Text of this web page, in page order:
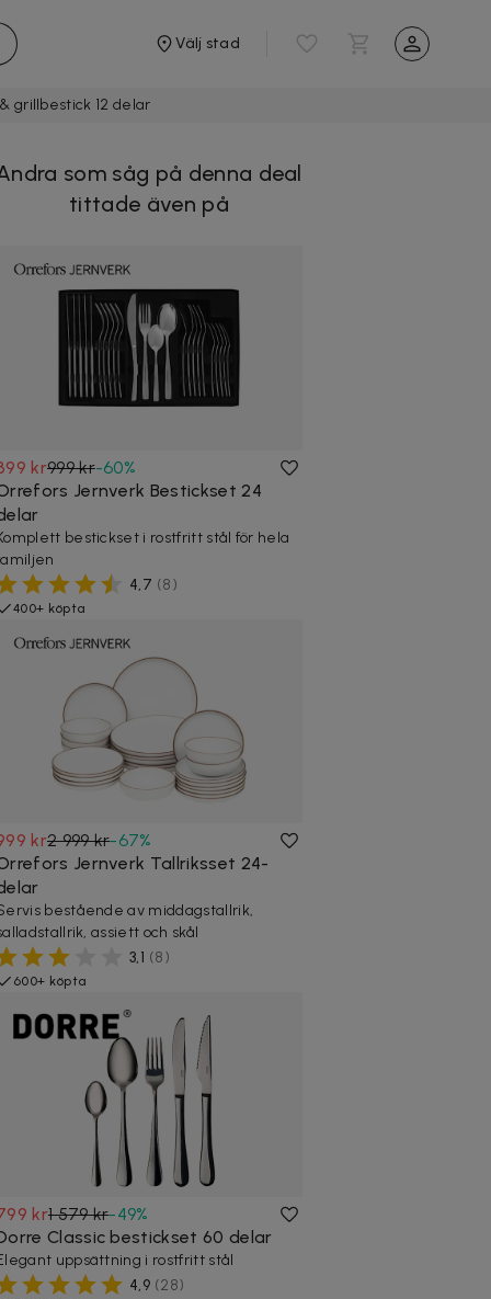
Välj stad
grillbestick 12 delar
som såg på denna deal
tittade även på
kr999 kr-60%
Jernverk Bestickset 24
bestickset i rostfritt stål för hela
4,7 (8)
400+ köpta
kr2 999 kr-67%
Jernverk Tallriksset 24-
bestående av middagstallrik,
assiett och skål
3,1 (8)
600+ köpta
kr1 579 kr-49%
Classic bestickset 60 delar
uppsättning i rostfritt stål
4,9 (28)